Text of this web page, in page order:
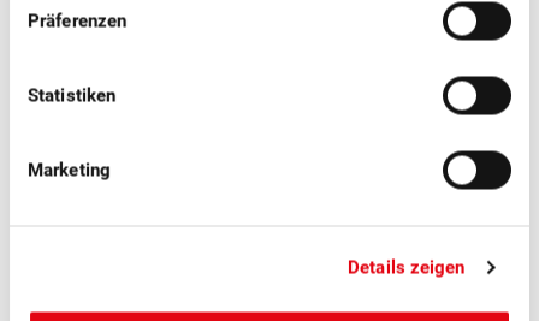
Präferenzen
Statistiken
Marketing
Details zeigen